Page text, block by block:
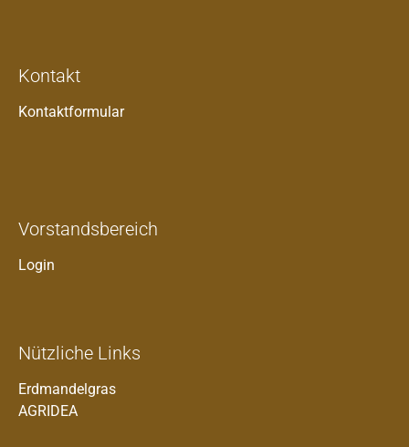
Kontakt
Kontaktformular
Vorstandsbereich
Login
Nützliche Links
Erdmandelgras
AGRIDEA